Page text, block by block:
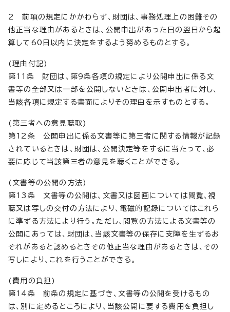
2 前項の規定にかかわらず、財団は、事務処理上の困難その
他正当な理由があるときは、公開申出があった日の翌日から起
算して60日以内に決定をするよう努めるものとする。
(理由付記)
第11条 財団は、第9条各項の規定により公開申出に係る文
書等の全部又は一部を公開しないときは、公開申出者に対し、
当該各項に規定する書面によりその理由を示すものとする。
(第三者への意見聴取)
第12条 公開申出に係る文書等に第三者に関する情報が記録
されているときは、財団は、公開決定等をするに当たって、必
要に応じて当該第三者の意見を聴くことができる。
(文書等の公開の方法)
第13条 文書等の公開は、文書又は図画については閲覧、視
聴又は写しの交付の方法により、電磁的記録についてはこれら
に準ずる方法により行う。ただし、閲覧の方法による文書等の
公開にあっては、財団は、当該文書等の保存に支障を生ずるお
それがあると認めるときその他正当な理由があるときは、その
写しにより、これを行うことができる。
(費用の負担)
第14条 前条の規定に基づき、文書等の公開を受けるもの
は、別に定めるところにより、当該公開に要する費用を負担し